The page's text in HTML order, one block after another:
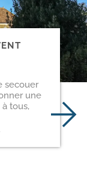
secouer
une
à tous,